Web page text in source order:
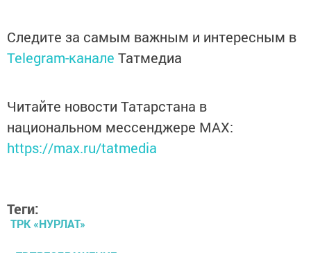
Следите за самым важным и интересным в
Telegram-канале Татмедиа
Читайте новости Татарстана в
национальном мессенджере MАХ:
https://max.ru/tatmedia
Теги:
ТРК «НУРЛАТ»